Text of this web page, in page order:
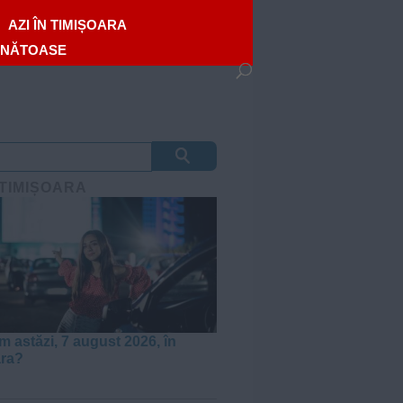
AZI ÎN TIMIȘOARA
astăzi, 7 august 2026, în